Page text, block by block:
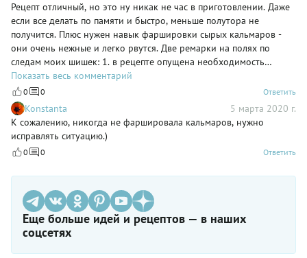
Рецепт отличный, но это ну никак не час в приготовлении. Даже
если все делать по памяти и быстро, меньше полутора не
получится. Плюс нужен навык фаршировки сырых кальмаров -
они очень нежные и легко рвутся. Две ремарки на полях по
следам моих шишек: 1. в рецепте опущена необходимость
подготовки кальмаров, а ведь это очень важно. Снимешь не все
пленки и они станут жесткими. Плюс я не уловила зачем их
жарить. Это опять таки делает их жёсткими (я попробовала и по
рецепту и без жарки). 2. Сорт риса тут принципиален.
Показать весь комментарий
0 0 Ответить
Konstanta
5 марта 2020 г.
К сожалению, никогда не фаршировала кальмаров, нужно
исправлять ситуацию.)
0 0 Ответить
Еще больше идей и рецептов — в наших
соцсетях